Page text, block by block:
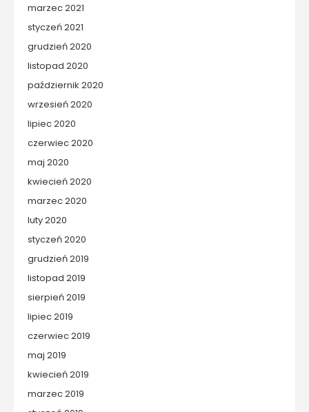
marzec 2021
styczeń 2021
grudzień 2020
listopad 2020
październik 2020
wrzesień 2020
lipiec 2020
czerwiec 2020
maj 2020
kwiecień 2020
marzec 2020
luty 2020
styczeń 2020
grudzień 2019
listopad 2019
sierpień 2019
lipiec 2019
czerwiec 2019
maj 2019
kwiecień 2019
marzec 2019